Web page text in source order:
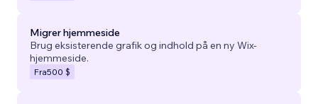
Migrer hjemmeside
Brug eksisterende grafik og indhold på en ny Wix-
hjemmeside.
Fra500 $